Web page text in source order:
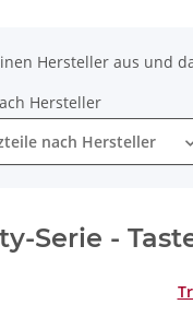
Hersteller aus und
Hersteller
nach Hersteller
Serie -